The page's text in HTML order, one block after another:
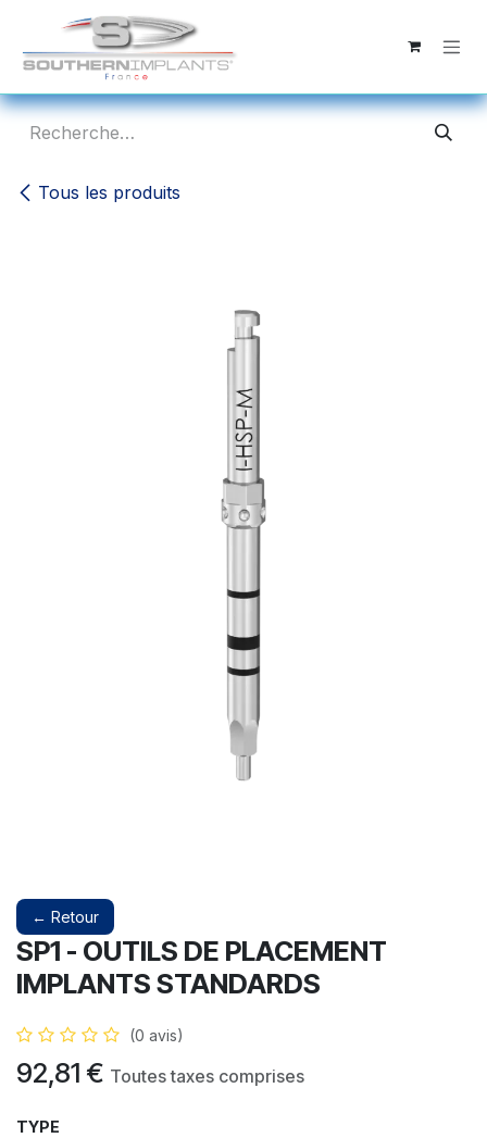
Se rendre au contenu
Tous les produits
← Retour
SP1 - OUTILS DE PLACEMENT
IMPLANTS STANDARDS
(0 avis)
92,81 € Toutes taxes comprises
TYPE